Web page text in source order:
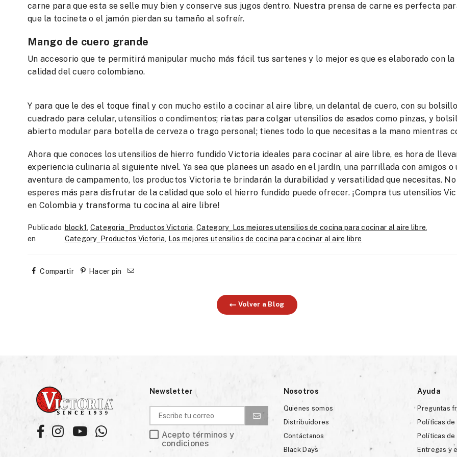
carne para que esta se selle muy bien y conserve sus jugos dentro. Nuestra prensa de carne es perfecta
que la tocineta o el jamón pierdan su tamaño al sofreír.
Mango de cuero grande
Un accesorio que te permitirá manipular mucho más fácil tus sartenes y lo mejor es que es elaborado con la
calidad del cuero colombiano.
Y para que le des el toque final y con mucho estilo a cocinar al aire libre, un delantal de cuero, con su bolsillo
cuadrado para celular, utensilios o condimentos; riatas para colgar utensilios de asados como pinzas, y
abierto modular para botella de cerveza o trago personal; tienes todo lo que necesitas a la mano mientras
Ahora que conoces los utensilios de hierro fundido Victoria ideales para cocinar al aire libre, es hora de
experiencia culinaria al siguiente nivel. Ya sea que planees un asado en el jardín, una parrillada con amigos o
aventura de campamento, los productos Victoria te brindarán la durabilidad y versatilidad que necesitas. No
esperes más para disfrutar de la calidad que solo el hierro fundido puede ofrecer. ¡Compra tus utensilios
en Colombia y transforma tu cocina al aire libre!
Publicado
en
block1 Categoria_Productos Victoria ,Category_Los mejores utensilios de cocina para cocinar al aire libre
Category_Productos Victoria Los mejores utensilios de cocina para cocinar al aire libre
Compartir Hacer pin
Volver a Blog
FacebookInstagramYouTubeWhatsapp
Newsletter
Acepto términos y
condiciones
Nosotros
Quienes somos
Distribuidores
Contáctanos
Black Days
Ayuda
Preguntas
Políticas
Políticas de
Entregas y